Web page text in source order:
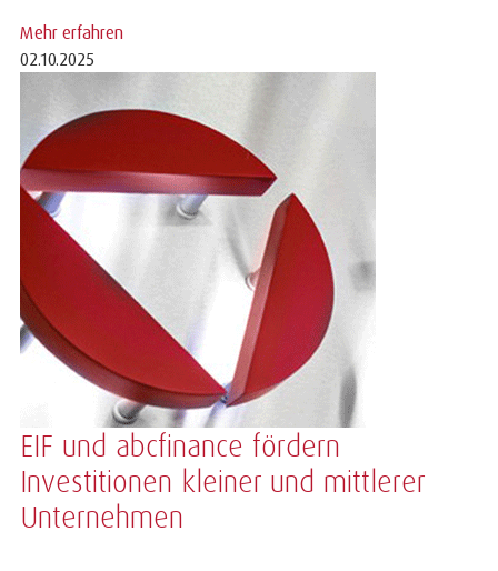
Mehr erfahren
02.10.2025
EIF und abcfinance fördern
Investitionen kleiner und mittlerer
Unternehmen